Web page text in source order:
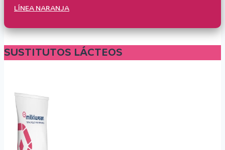
LÍNEA NARANJA
SUSTITUTOS LÁCTEOS